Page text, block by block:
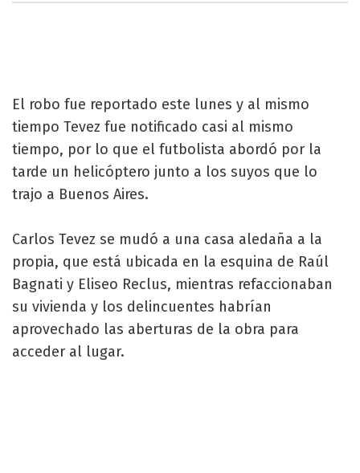
El robo fue reportado este lunes y al mismo
tiempo Tevez fue notificado casi al mismo
tiempo, por lo que el futbolista abordó por la
tarde un helicóptero junto a los suyos que lo
trajo a Buenos Aires.
Carlos Tevez se mudó a una casa aledaña a la
propia, que está ubicada en la esquina de Raúl
Bagnati y Eliseo Reclus, mientras refaccionaban
su vivienda y los delincuentes habrían
aprovechado las aberturas de la obra para
acceder al lugar.